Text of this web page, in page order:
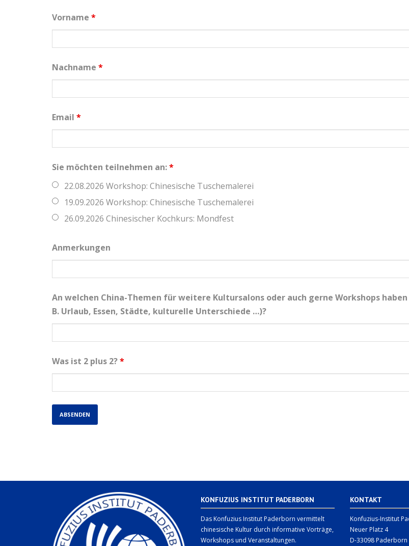
Vorname *
Nachname *
Email *
Sie möchten teilnehmen an:*
22.08.2026 Workshop: Chinesische Tuschemalerei
19.09.2026 Workshop: Chinesische Tuschemalerei
26.09.2026 Chinesischer Kochkurs: Mondfest
Anmerkungen
An welchen China-Themen für weitere Kultursalons oder auch gerne Workshops
B. Urlaub, Essen, Städte, kulturelle Unterschiede …)?
Was ist 2 plus 2?*
KONFUZIUS INSTITUT PADERBORN
Das Konfuzius Institut Paderborn vermittelt
chinesische Kultur durch informative Vorträge,
Workshops und Veranstaltungen.
KONTAKT
Konfuzius-Institut
Neuer Platz 4
D-33098 Paderborn